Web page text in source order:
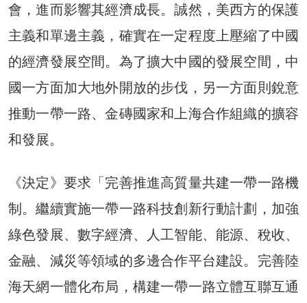
會，進而影響其經濟成長。誠然，美西方的保護
主義和單邊主義，確實在一定程度上壓縮了中國
的經濟發展空間。為了擴大中國的發展空間，中
國一方面加大地外開放的步伐，另一方面則銳意
推動一帶一路、金磚國家和上海合作組織的擴容
和發展。
《決定》要求「完善推進高質量共建一帶一路機
制。繼續實施一帶一路科技創新行動計劃，加強
綠色發展、數字經濟、人工智能、能源、稅收、
金融、減災等領域的多邊合作平台建設。完善陸
海天網一體化布局，構建一帶一路立體互聯互通